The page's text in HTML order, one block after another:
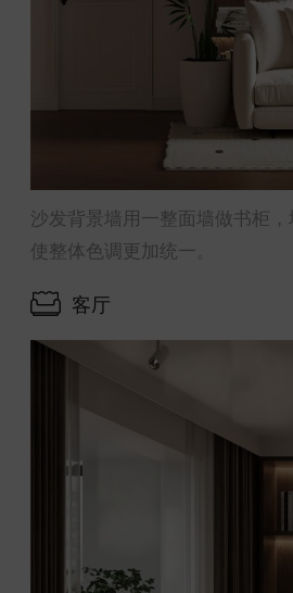
沙发背景墙用一整面墙做书柜
使整体色调更加统一。
客厅